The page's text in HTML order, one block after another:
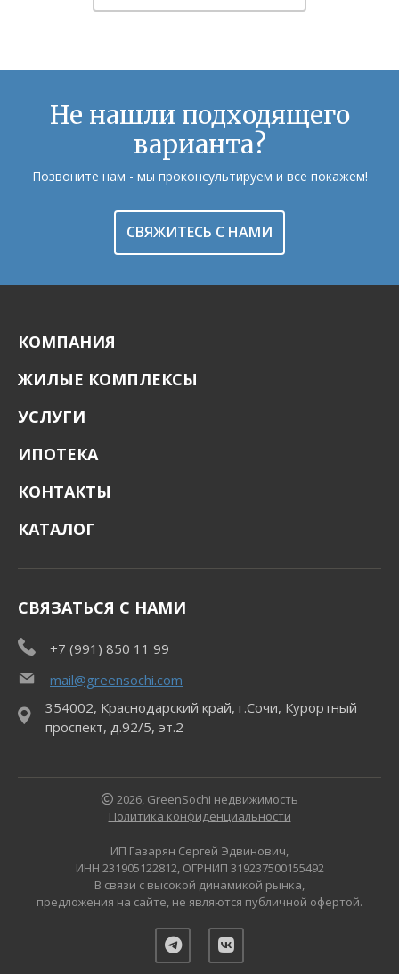
Не нашли подходящего
варианта?
Позвоните нам - мы проконсультируем и все покажем!
СВЯЖИТЕСЬ С НАМИ
КОМПАНИЯ
ЖИЛЫЕ КОМПЛЕКСЫ
УСЛУГИ
ИПОТЕКА
КОНТАКТЫ
КАТАЛОГ
СВЯЗАТЬСЯ С НАМИ
+7 (991) 850 11 99
mail@greensochi.com
354002, Краснодарский край, г.Сочи, Курортный
проспект, д.92/5, эт.2
2026, GreenSochi недвижимость
Политика конфиденциальности
ИП Газарян Сергей Эдвинович,
ИНН 231905122812, ОГРНИП 319237500155492
В связи с высокой динамикой рынка,
предложения на сайте, не являются публичной офертой.